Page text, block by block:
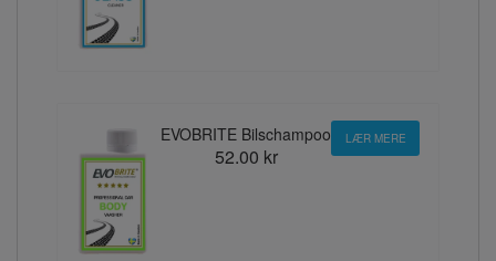
EVOBRITE Bilschampoo
52.00 kr
LÆR MERE